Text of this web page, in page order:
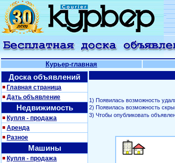
Курьер-главная
Доска объявлений
Главная страница
Дать объявление
Недвижимость
Купля - продажа
Аренда
Разное
Машины
Купля - продажа
1) Появилась возможность
2) Появилась возможность
3) Чтобы опубликовать